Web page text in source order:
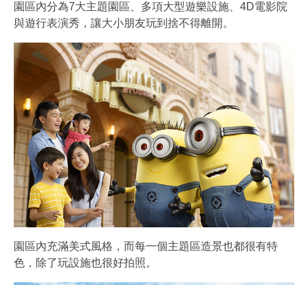
園區內分為7大主題園區、多項大型遊樂設施、4D電影院
與遊行表演秀，讓大小朋友玩到捨不得離開。
園區內充滿美式風格，而每一個主題區造景也都很有特
色，除了玩設施也很好拍照。